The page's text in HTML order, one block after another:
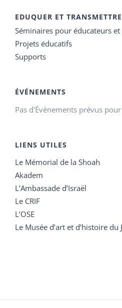
EDUQUER ET TRANSMETTRE
Séminaires pour éducateurs
Projets éducatifs
Supports
ÉVÉNEMENTS
Pas d'Évènements prévus
LIENS UTILES
Le Mémorial de la Shoah
Akadem
L’Ambassade d’Israël
Le CRIF
L’OSE
Le Musée d’art et d’histoire du